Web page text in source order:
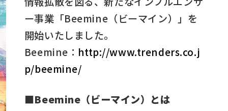
ー事業「Beemine（ビーマイン）」を
開始いたしました。
Beemine： http://www.trenders.co.j
p/beemine/
■Beemine（ビーマイン）とは